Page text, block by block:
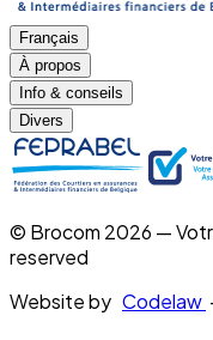
Français
À propos
Info & conseils
Divers
© Brocom 2026 —
reserved
Website by Codelaw